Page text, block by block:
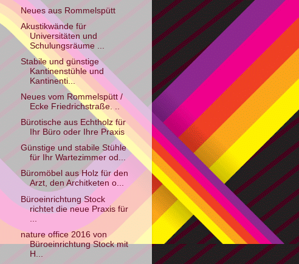
Neues aus Rommelspütt
Akustikwände für
Universitäten und
Schulungsräume ...
Stabile und günstige
Kantinenstühle und
Kantinenti...
Neues vom Rommelspütt /
Ecke Friedrichstraße. ..
Bürotische aus Echtholz für
Ihr Büro oder Ihre Praxis
Günstige und stabile Stühle
für Ihr Wartezimmer od...
Büromöbel aus Holz für den
Arzt, den Architketen o...
Büroeinrichtung Stock
richtet die neue Praxis für
nature office 2016 von
Büroeinrichtung Stock mit
H...